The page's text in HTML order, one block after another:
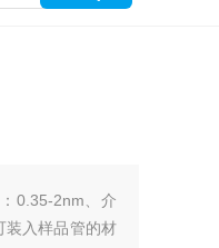
0.35-2nm、介
装入样品管的材